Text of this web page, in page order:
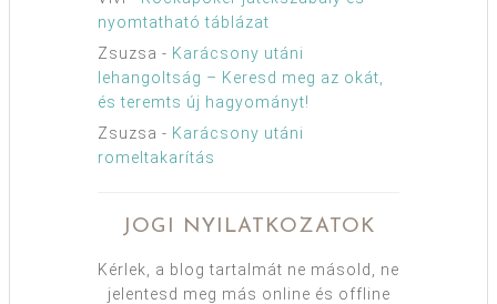
nyomtatható táblázat
Zsuzsa - Karácsony utáni
lehangoltság – Keresd meg az okát,
és teremts új hagyományt!
Zsuzsa - Karácsony utáni
romeltakarítás
JOGI NYILATKOZATOK
Kérlek, a blog tartalmát ne másold, ne
jelentesd meg más online és offline